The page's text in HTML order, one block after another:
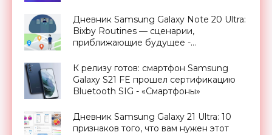
Дневник Samsung Galaxy Note 20 Ultra:
Bixby Routines — сценарии,
приближающие будущее -
К релизу готов: смартфон Samsung
Galaxy S21 FE прошел сертификацию
Bluetooth SIG - «Смартфоны»
Дневник Samsung Galaxy 21 Ultra: 10
признаков того, что вам нужен этот